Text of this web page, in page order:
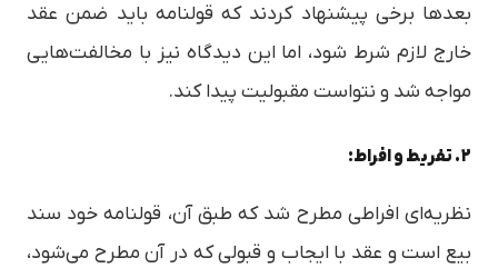
بعدها برخی پیشنهاد کردند که قولنامه باید ضمن عقد
خارج لازم شرط شود، اما این دیدگاه نیز با مخالفت‌هایی
مواجه شد و نتواست مقبولیت پیدا کند.
۲. تفریط و افراط:
نظریه‌ای افراطی مطرح شد که طبق آن، قولنامه خود سند
بیع است و عقد با ایجاب و قبولی که در آن مطرح می‌شود،